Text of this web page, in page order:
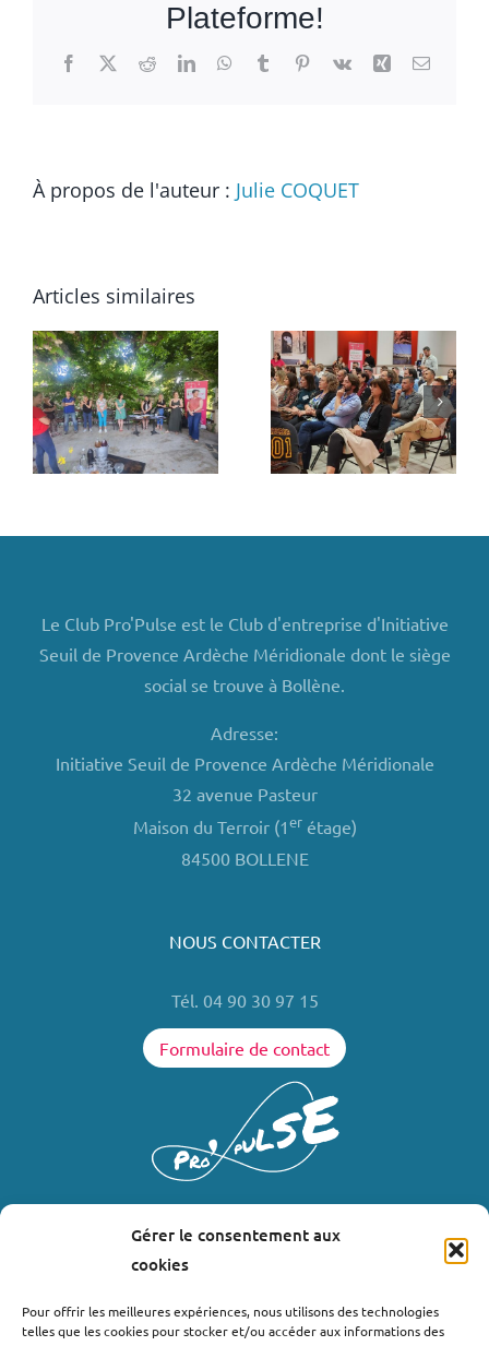
Gérer le consentement aux
cookies
Pour offrir les meilleures expériences, nous utilisons des technologies
telles que les cookies pour stocker et/ou accéder aux informations des
Plateforme!
Facebook
X RedditLinkedInWhatsApp
TumblrPinterest
Vk Xing Email
À propos de l'auteur : Julie COQUET
Articles similaires
Grande
soirée
annuelle
2024
Afterwork
dans le
Bistrot de
Pays “La
Le Club Pro'Pulse est le Club d'entreprise d'Initiative
Seuil de Provence Ardèche Méridionale dont le siège
social se trouve à Bollène.
Adresse:
Initiative Seuil de Provence Ardèche Méridionale
32 avenue Pasteur
Maison du Terroir (1erétage)
84500 BOLLENE
NOUS CONTACTER
Tél. 04 90 30 97 15
Formulaire de contact
LIENS UTILES
Où nous trouver ?
Bollène